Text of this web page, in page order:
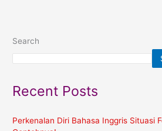
Search
Recent Posts
Perkenalan Diri Bahasa Inggris Situasi